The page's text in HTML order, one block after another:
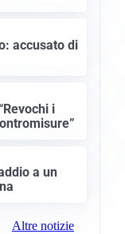
accusato di
i
a un
Altre notizie